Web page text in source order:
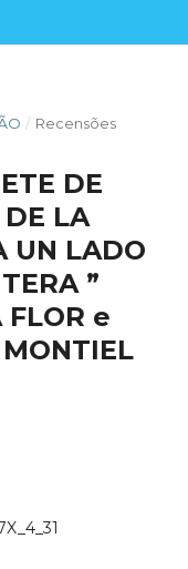
/ Recensões
DE
DE LA
UN LADO
”
FLOR e